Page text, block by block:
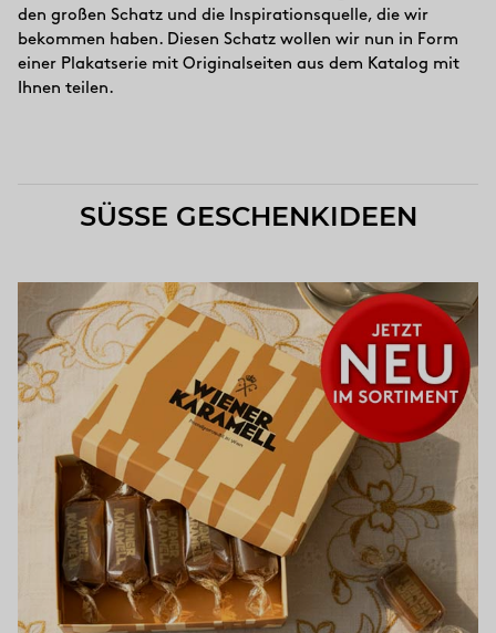
den großen Schatz und die Inspirationsquelle, die wir
bekommen haben. Diesen Schatz wollen wir nun in Form
einer Plakatserie mit Originalseiten aus dem Katalog mit
Ihnen teilen.
SÜSSE GESCHENKIDEEN